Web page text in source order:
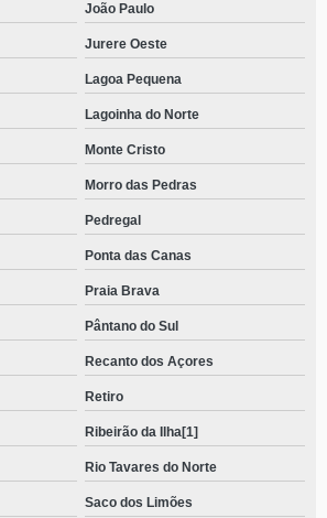
João Paulo
Jurere Oeste
Lagoa Pequena
Lagoinha do Norte
Monte Cristo
Morro das Pedras
Pedregal
Ponta das Canas
Praia Brava
Pântano do Sul
Recanto dos Açores
Retiro
Ribeirão da Ilha[1]
Rio Tavares do Norte
Saco dos Limões